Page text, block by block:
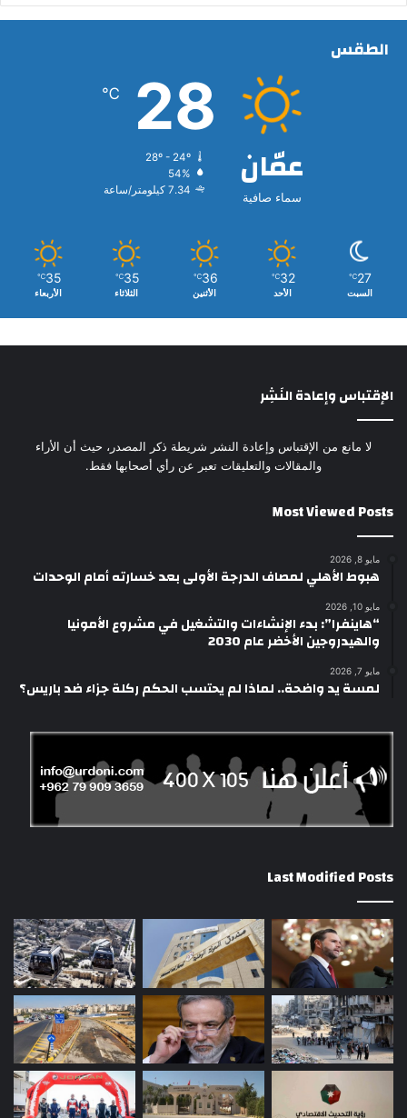
الطقس
عمّان
سماء صافية
28
℃
28º - 24º
54%
7.34 كيلومتر/ساعة
27
℃
السبت
32
℃
الأحد
36
℃
الأثنين
35
℃
الثلاثاء
35
℃
الأربعاء
الإقتباس وإعادة النَشِر
لا مانع من الإقتباس وإعادة النشر شريطة ذكر المصدر، حيث أن الأراء
والمقالات والتعليقات تعبر عن رأي أصحابها فقط.
Most Viewed Posts
مايو 8, 2026
هبوط الأهلي لمصاف الدرجة الأولى بعد خسارته أمام الوحدات
مايو 10, 2026
“هاينفرا”: بدء الإنشاءات والتشغيل في مشروع الأمونيا
والهيدروجين الأخضر عام 2030
مايو 7, 2026
لمسة يد واضحة.. لماذا لم يحتسب الحكم ركلة جزاء ضد باريس؟
Last Modified Posts